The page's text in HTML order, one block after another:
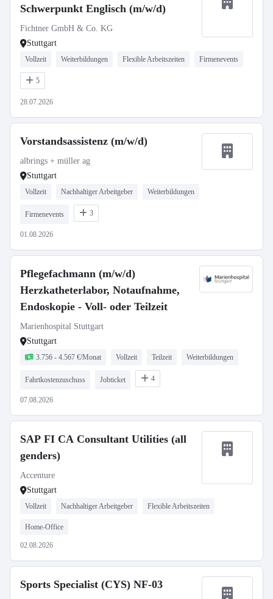
Schwerpunkt Englisch (m/w/d)
Fichtner GmbH & Co. KG
Stuttgart
Vollzeit Weiterbildungen Flexible Arbeitszeiten Firmenevents
5
28.07.2026
Vorstandsassistenz (m/w/d)
albrings + müller ag
Stuttgart
Vollzeit Nachhaltiger Arbeitgeber Weiterbildungen
Firmenevents 3
01.08.2026
Pflegefachmann (m/w/d)
Herzkatheterlabor, Notaufnahme,
Endoskopie - Voll- oder Teilzeit
Marienhospital Stuttgart
Stuttgart
3.756 - 4.567 €/Monat Vollzeit Teilzeit Weiterbildungen
Fahrtkostenzuschuss Jobticket 4
07.08.2026
SAP FI CA Consultant Utilities (all
genders)
Accenture
Stuttgart
Vollzeit Nachhaltiger Arbeitgeber Flexible Arbeitszeiten
Home-Office
02.08.2026
Sports Specialist (CYS) NF-03